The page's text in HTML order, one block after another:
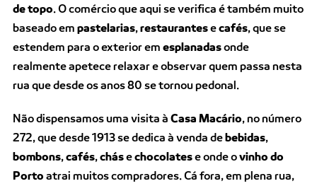
de topo . O comércio que aqui se verifica é também muito
baseado em pastelarias, restaurantesecafés, que se
estendem para o exterior em esplanadasonde
realmente apetece relaxar e observar quem passa nesta
rua que desde os anos 80 se tornou pedonal.
Não dispensamos uma visita à Casa Macário, no número
272, que desde 1913 se dedica à venda debebidas,
bombons, cafés, chásechocolatese onde ovinho do
Porto atrai muitos compradores. Cá fora, em plena rua,